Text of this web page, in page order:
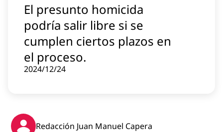
Contenido patrocinado
Instagram
El presunto homicida
podría salir libre si se
cumplen ciertos plazos en
el proceso.
2024/12/24
Redacción Juan Manuel Capera